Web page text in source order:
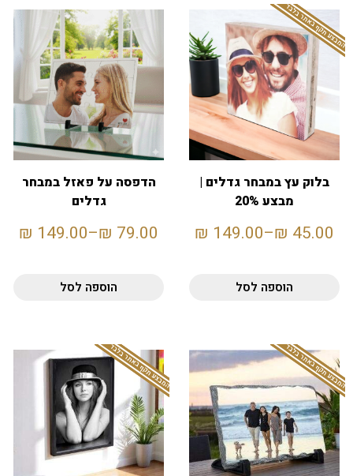
המבצע תקף באתר בלבד
בלוק עץ במבחר גדלים |
מבצע 20%
45.00
₪
–
149.00
₪
הוספה לסל
הדפסה על פאזל במבחר
גדלים
79.00
₪
–
149.00
₪
הוספה לסל
המבצע תקף באתר בלבד המבצע תקף באתר בלבד